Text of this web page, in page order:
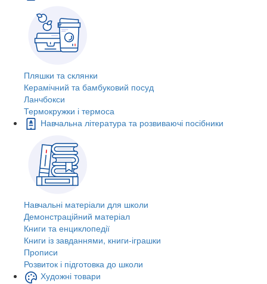
Пляшки та склянки
Керамічний та бамбуковий посуд
Ланчбокси
Термокружки і термоса
Навчальна література та розвиваючі посібники
Навчальні матеріали для школи
Демонстраційний матеріал
Книги та енциклопедії
Книги із завданнями, книги-іграшки
Прописи
Розвиток і підготовка до школи
Художні товари